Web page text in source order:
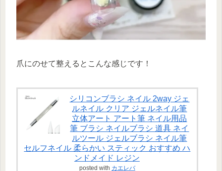
爪にのせて整えるとこんな感じです！
シリコンブラシ ネイル 2way ジェ
ルネイル クリア ジェルネイル筆
立体アート アート筆 ネイル用品
筆 ブラシ ネイルブラシ 道具 ネイ
ルツール ジェルブラシ ネイル筆
セルフネイル 柔らかい スティック おすすめ ハ
ンドメイド レジン
posted with カエレバ